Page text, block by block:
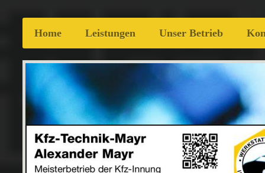
Home Leistungen Unser Betrieb